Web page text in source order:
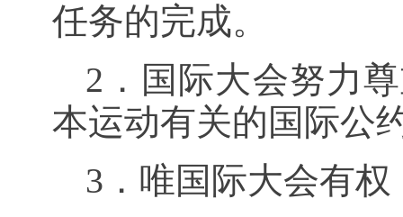
任务的完成。
2．国际大会努力
本运动有关的国际公
3．唯国际大会有权